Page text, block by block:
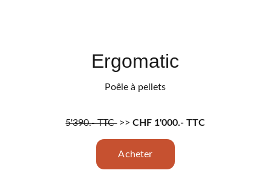
Acheter
Ergomatic
Poêle à pellets
5'390.- TTC >> CHF 1'000.- TTC